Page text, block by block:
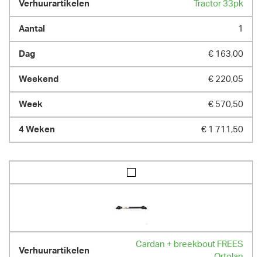
Tractor 33pk
1
€ 163,00
€ 220,05
€ 570,50
€ 1 711,50
Cardan + breekbout FREES